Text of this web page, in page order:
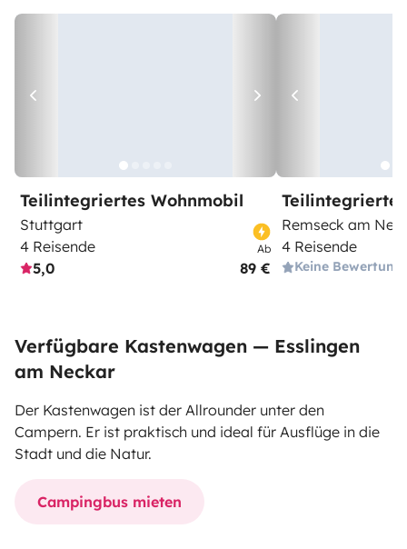
Teilintegriertes Wohnmobil
Stuttgart
4 Reisende
5,0
Ab
89 €
Remseck am
4 Reisende
Keine Bewertung
Verfügbare Kastenwagen — Esslingen
am Neckar
Der Kastenwagen ist der Allrounder unter den
Campern. Er ist praktisch und ideal für Ausflüge in die
Stadt und die Natur.
Campingbus mieten